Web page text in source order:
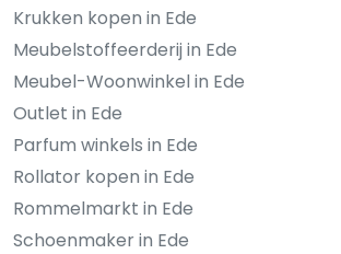
Krukken kopen in Ede
Meubelstoffeerderij in Ede
Meubel-Woonwinkel in Ede
Outlet in Ede
Parfum winkels in Ede
Rollator kopen in Ede
Rommelmarkt in Ede
Schoenmaker in Ede